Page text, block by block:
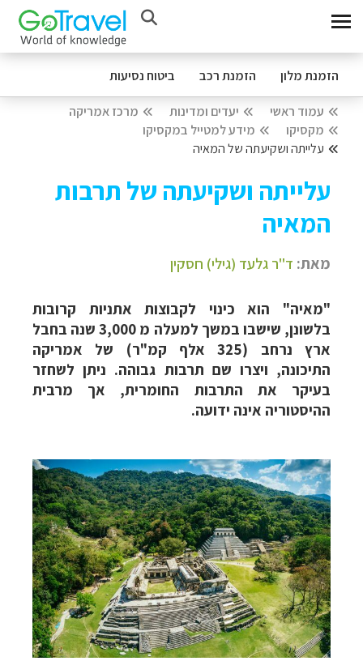
הזמנת מלון הזמנת רכב ביטוח נסיעות
עמוד ראשי יעדים ומדינות
מרכז אמריקה
מקסיקו
מידע למטייל במקסיקו
עלייתה ושקיעתה של המאיה
עלייתה ושקיעתה של תרבות
המאיה
מאת: ד"ר גלעד (גילי) חסקין
"מאיה" הוא כינוי לקבוצות אתניות קרובות
בלשונן, שישבו במשך למעלה מ 3,000 שנה בחבל
ארץ נרחב (325 אלף קמ"ר) של אמריקה
התיכונה, ויצרו שם תרבות גבוהה. ניתן לשחזר
בעיקר את התרבות החומרית, אך מרבית
ההיסטוריה אינה ידועה.